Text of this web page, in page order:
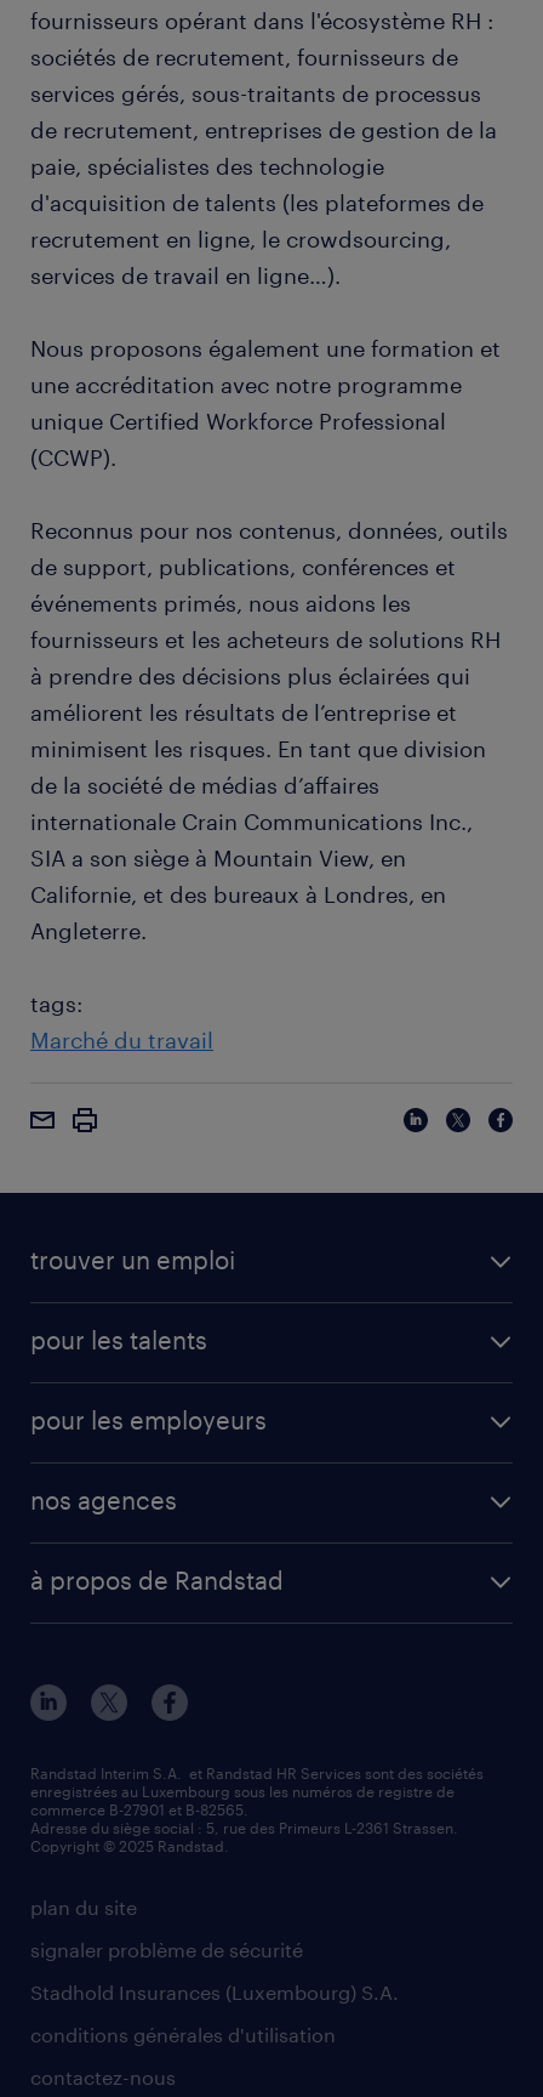
fournisseurs opérant dans l'écosystème RH :
sociétés de recrutement, fournisseurs de
services gérés, sous-traitants de processus
de recrutement, entreprises de gestion de la
paie, spécialistes des technologie
d'acquisition de talents (les plateformes de
recrutement en ligne, le crowdsourcing,
services de travail en ligne…).
Nous proposons également une formation et
une accréditation avec notre programme
unique Certified Workforce Professional
(CCWP).
Reconnus pour nos contenus, données, outils
de support, publications, conférences et
événements primés, nous aidons les
fournisseurs et les acheteurs de solutions RH
à prendre des décisions plus éclairées qui
améliorent les résultats de l’entreprise et
minimisent les risques. En tant que division
de la société de médias d’affaires
internationale Crain Communications Inc.,
SIA a son siège à Mountain View, en
Californie, et des bureaux à Londres, en
Angleterre.
tags:
Marché du travail
trouver un emploi
pour les talents
pour les employeurs
nos agences
à propos de Randstad
plan du site
signaler problème de sécurité
Stadhold Insurances (Luxembourg) S.A.
conditions générales d'utilisation
contactez-nous
Randstad Interim S.A. et Randstad HR Services sont des sociétés
enregistrées au Luxembourg sous les numéros de registre de
commerce B-27901 et B-82565.
Adresse du siège social : 5, rue des Primeurs L-2361 Strassen.
Copyright © 2025 Randstad.